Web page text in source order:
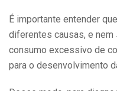
É importante entender
diferentes causas, e nem
consumo excessivo de
para o desenvolvimento